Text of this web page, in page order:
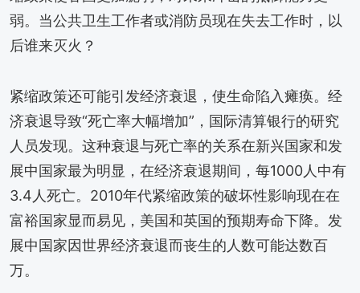
弱。当公共卫生工作者或消防员现在失去工作时，以
后谁来灭火？
紧缩政策还可能引发经济衰退，使生命陷入瘫痪。经
济衰退导致“死亡率大幅增加”，国际清算银行的研究
人员发现。这种衰退与死亡率的关系在新兴国家和发
展中国家最为明显，在经济衰退期间，每1000人中有
3.4人死亡。2010年代紧缩政策的破坏性影响现在在
富裕国家显而易见，美国和英国的预期寿命下降。发
展中国家因世界经济衰退而丧生的人数可能达数百
万。